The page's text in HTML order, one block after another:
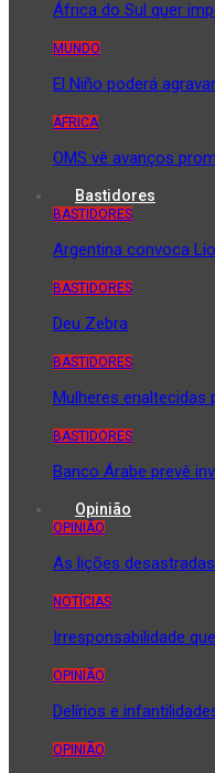
África do Sul quer
MUNDO
El Niño poderá
ÁFRICA
OMS vê avanços
Bastidores
BASTIDORES
Argentina convoca
BASTIDORES
Deu Zebra
BASTIDORES
Mulheres enaltecidas
BASTIDORES
Banco Árabe prevê
Opinião
OPINIÃO
As lições
NOTÍCIAS
Irresponsabilidade
OPINIÃO
Delírios e
OPINIÃO